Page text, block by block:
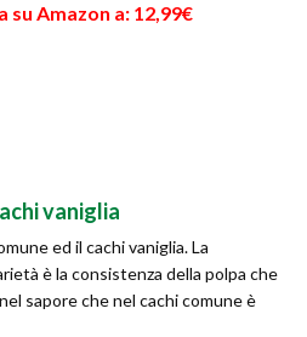
Amazon a: 12,99€
ed il cachi vaniglia. La
è la consistenza della polpa che
sapore che nel cachi comune è